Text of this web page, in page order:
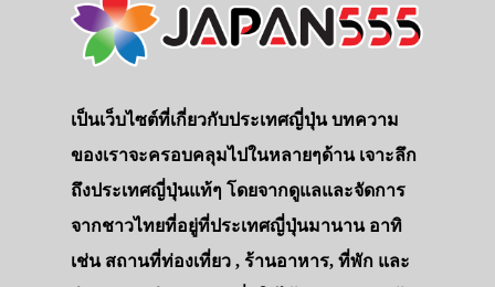
เป็นเว็บไซต์ที่เกี่ยวกับประเทศญี่ปุ่น บทความ
ของเราจะครอบคลุมไปในหลายๆด้าน เจาะลึก
ถึงประเทศญี่ปุ่นแท้ๆ โดยจากดูแลและจัดการ
จากชาวไทยที่อยู่ที่ประเทศญี่ปุ่นมานาน อาทิ
เช่น สถานที่ท่องเที่ยว , ร้านอาหาร, ที่พัก และ